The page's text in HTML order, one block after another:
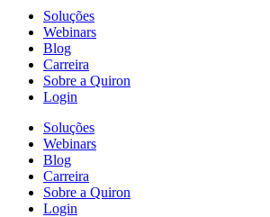
Soluções
Webinars
Blog
Carreira
Sobre a Quiron
Login
Soluções
Webinars
Blog
Carreira
Sobre a Quiron
Login